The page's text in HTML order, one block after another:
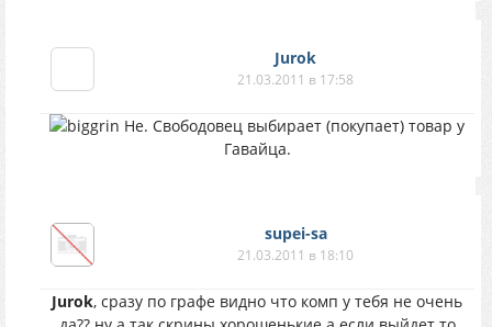
Jurok
21.03.2011 в 17:58
Не. Свободовец выбирает (покупает) товар у
Гавайца.
supei-sa
21.03.2011 в 18:10
Jurok, сразу по графе видно что комп у тебя не очень